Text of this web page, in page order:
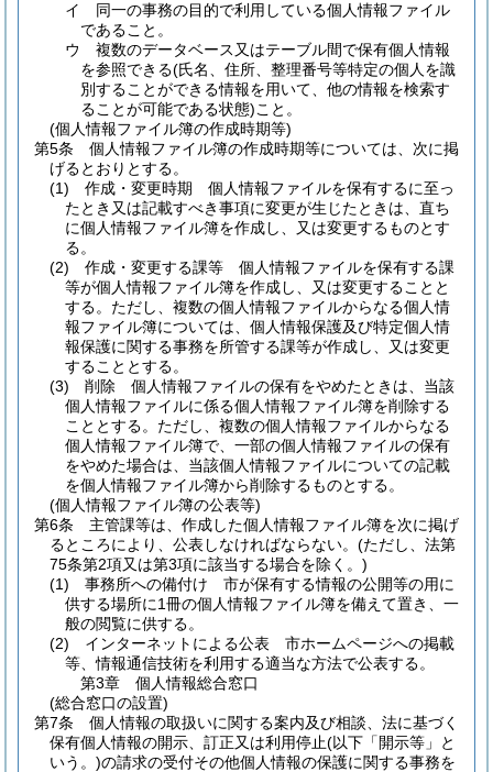
イ
同一の事務の目的で利用している個人情報ファイル
であること。
ウ
複数のデータベース又はテーブル間で保有個人情報
を参照できる(氏名、住所、整理番号等特定の個人を識
別することができる情報を用いて、他の情報を検索す
ることが可能である状態)こと。
(個人情報ファイル簿の作成時期等)
第5条
個人情報ファイル簿の作成時期等については、次に掲
げるとおりとする。
(1)
作成・変更時期 個人情報ファイルを保有するに至っ
たとき又は記載すべき事項に変更が生じたときは、直ち
に個人情報ファイル簿を作成し、又は変更するものとす
る。
(2)
作成・変更する課等 個人情報ファイルを保有する課
等が個人情報ファイル簿を作成し、又は変更することと
する。 ただし、複数の個人情報ファイルからなる個人情
報ファイル簿については、個人情報保護及び特定個人情
報保護に関する事務を所管する課等が作成し、又は変更
することとする。
(3)
削除 個人情報ファイルの保有をやめたときは、当該
個人情報ファイルに係る個人情報ファイル簿を削除する
こととする。 ただし、複数の個人情報ファイルからなる
個人情報ファイル簿で、一部の個人情報ファイルの保有
をやめた場合は、当該個人情報ファイルについての記載
を個人情報ファイル簿から削除するものとする。
(個人情報ファイル簿の公表等)
第6条
主管課等は、作成した個人情報ファイル簿を次に掲げ
るところにより、公表しなければならない。 (ただし、法第
75条第2項又は第3項に該当する場合を除く。)
(1)
事務所への備付け 市が保有する情報の公開等の用に
供する場所に1冊の個人情報ファイル簿を備えて置き、一
般の閲覧に供する。
(2)
インターネットによる公表 市ホームページへの掲載
等、情報通信技術を利用する適当な方法で公表する。
第3章
個人情報総合窓口
(総合窓口の設置)
第7条
個人情報の取扱いに関する案内及び相談、法に基づく
保有個人情報の開示、訂正又は利用停止(以下「開示等」と
いう。)の請求の受付その他個人情報の保護に関する事務を